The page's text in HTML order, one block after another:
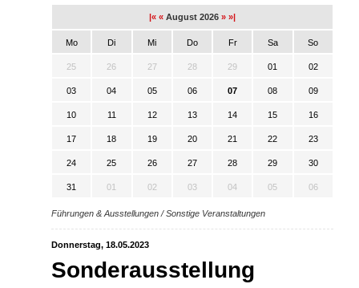
|« « August 2026 » »|
Mo Di Mi Do Fr Sa So
25 26 27 28 29 01 02
03 04 05 06 07 08 09
10 11 12 13 14 15 16
17 18 19 20 21 22 23
24 25 26 27 28 29 30
31 01 02 03 04 05 06
Führungen & Ausstellungen / Sonstige Veranstaltungen
Donnerstag, 18.05.2023
Sonderausstellung